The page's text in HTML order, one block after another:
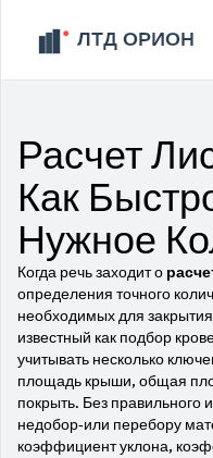
Расчет
Как
Нужное
Когда речь заходит о
определения точного
необходимых для
известный как подбор
учитывать несколько
площадь крыши, общая
покрыть. Без правильного
недобор‑или перебору
коэффициент уклона,